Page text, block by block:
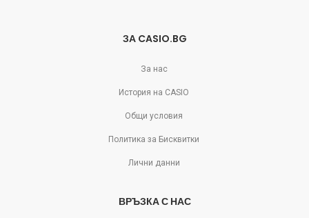
ЗА CASIO.BG
За нас
История на CASIO
Общи условия
Политика за Бисквитки
Лични данни
ВРЪЗКА С НАС